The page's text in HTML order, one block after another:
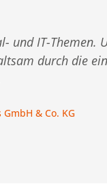
und IT-Themen.
durch die
& Co. KG